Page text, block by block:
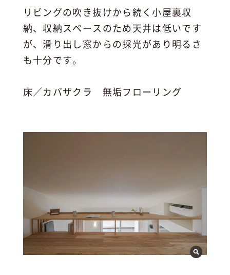
リビングの吹き抜けから続く小屋裏収
納、収納スペースのため天井は低いです
が、滑り出し窓からの採光があり明るさ
も十分です。
床／カバザクラ 無垢フローリング